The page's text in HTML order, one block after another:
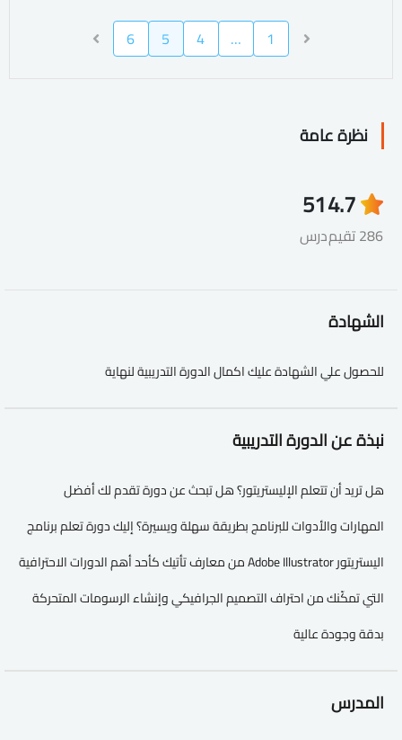
1
…
4
5
6
نظرة عامة
4.7
286 تقيم
51
درس
الشهادة
للحصول علي الشهادة عليك اكمال الدورة التدريبية لنهاية
نبذة عن الدورة التدريبية
هل تريد أن تتعلم الإليستريتور؟ هل تبحث عن دورة تقدم لك أفضل
المهارات والأدوات للبرنامج بطريقة سهلة ويسيرة؟ إليك دورة تعلم برنامج
اليستريتور Adobe Illustrator من معارف تأتيك كأحد أهم الدورات الاحترافية
التي تمكّنك من احتراف التصميم الجرافيكي وإنشاء الرسومات المتحركة
بدقة وجودة عالية
المدرس